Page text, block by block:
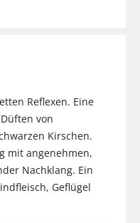
Reflexen. Eine
von
Kirschen.
mit angenehmen,
Nachklang. Ein
Geflügel